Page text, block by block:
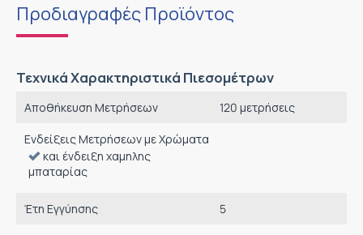
Προδιαγραφές Προϊόντος
Τεχνικά Χαρακτηριστικά Πιεσομέτρων
Αποθήκευση Μετρήσεων 120 μετρήσεις
Ενδείξεις Μετρήσεων με Χρώματα
και ένδειξη χαμηλης
μπαταρίας
Έτη Εγγύησης 5